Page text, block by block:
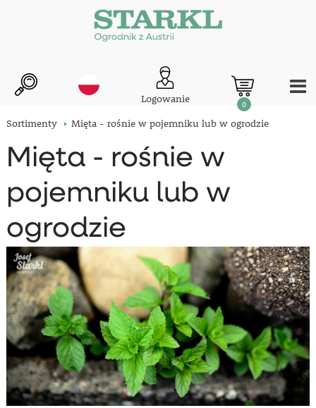
Logowanie 0
Sortimenty Mięta - rośnie w pojemniku lub w ogrodzie
Mięta - rośnie w
pojemniku lub w
ogrodzie